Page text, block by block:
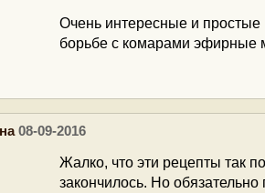
Очень интересные и
борьбе с комарами эфирные
08-09-2016
Жалко, что эти рецепты так
закончилось. Но